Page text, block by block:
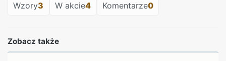
Wzory3 W akcie4 Komentarze0
Zobacz także